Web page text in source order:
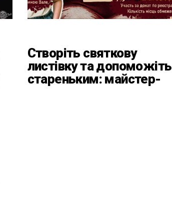
Створіть святкову
листівку та допоможіть
стареньким: майстер-